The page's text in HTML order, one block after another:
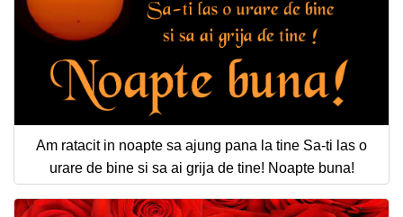
Am ratacit in noapte sa ajung pana la tine Sa-ti las o
urare de bine si sa ai grija de tine! Noapte buna!